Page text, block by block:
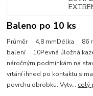
Baleno po 10 ks
Průměr 4,8 mmDélka 86
balení 10Pevná úložná
náročným podmínkám na
vrtání ihned po kontaktu s
povrchu obrobku. Vytv... celý